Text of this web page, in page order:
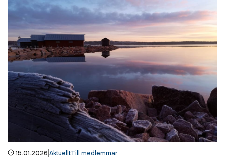
15.01.2026 AktuelltTill medlemmar